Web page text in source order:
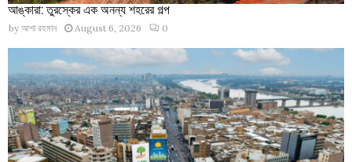
আঙ্কারা: তুরস্কের এক অনন্য শহরের গল্প
by আশা রহমান August 6, 2026 0